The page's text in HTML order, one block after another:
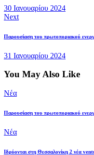
30 Ιανουαρίου 2024
Next
Παρουσίαση του πρωτοποριακού
31 Ιανουαρίου 2024
You May Also Like
Νέα
Παρουσίαση του πρωτοποριακού
Νέα
Ιδρύονται στη Θεσσαλονίκη 2 νέα